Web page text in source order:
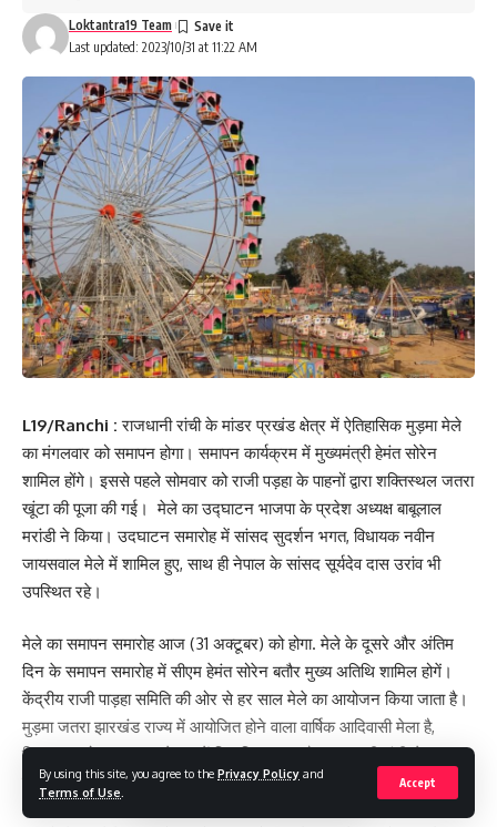
By using this site, you agree to the Privacy Policy and
Terms of Use
Accept
Last updated: 2023/10/31 at 11:22 AM
Loktantra19 Team
L19/Ranchi : राजधानी रांची के मांडर प्रखंड क्षेत्र में ऐतिहासिक मुड़मा मेले
का मंगलवार को समापन होगा। समापन कार्यक्रम में मुख्यमंत्री हेमंत सोरेन
शामिल होंगे। इससे पहले सोमवार को राजी पड़हा के पाहनों द्वारा शक्तिस्थल जतरा
खूंटा की पूजा की गई। मेले का उद्घाटन भाजपा के प्रदेश अध्यक्ष बाबूलाल
मरांडी ने किया। उदघाटन समारोह में सांसद सुदर्शन भगत, विधायक नवीन
जायसवाल मेले में शामिल हुए, साथ ही नेपाल के सांसद सूर्यदेव दास उरांव भी
उपस्थित रहे।
मेले का समापन समारोह आज (31 अक्टूबर) को होगा. मेले के दूसरे और अंतिम
दिन के समापन समारोह में सीएम हेमंत सोरेन बतौर मुख्य अतिथि शामिल होगें।
केंद्रीय राजी पाड़हा समिति की ओर से हर साल मेले का आयोजन किया जाता है।
मुड़मा जतरा झारखंड राज्य में आयोजित होने वाला वार्षिक आदिवासी मेला है,
जिसका आयोजन दशहरा के दसवें दिन किया जाता है। राजधानी रांची से 30-35
किलोमीटर दूर स्थित मांडर में ऐतिहासिक मुड़मा जतरा लगता है।